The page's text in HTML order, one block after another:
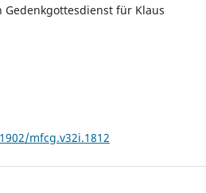
für Klaus
mfcg.v32i.1812